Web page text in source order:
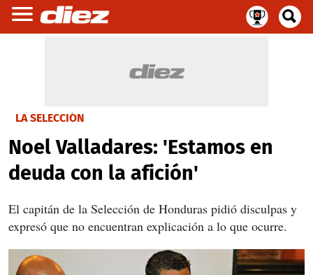
LA SELECCIÓN
Noel Valladares: 'Estamos en
deuda con la afición'
El capitán de la Selección de Honduras pidió disculpas y
expresó que no encuentran explicación a lo que ocurre.